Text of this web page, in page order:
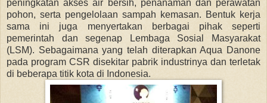
peningkatan akses air bersih, penanaman dan perawatan
pohon, serta pengelolaan sampah kemasan. Bentuk kerja
sama ini juga menyertakan berbagai pihak seperti
pemerintah dan segenap Lembaga Sosial Masyarakat
(LSM). Sebagaimana yang telah diterapkan Aqua Danone
pada program CSR disekitar pabrik industrinya dan terletak
di beberapa titik kota di Indonesia.